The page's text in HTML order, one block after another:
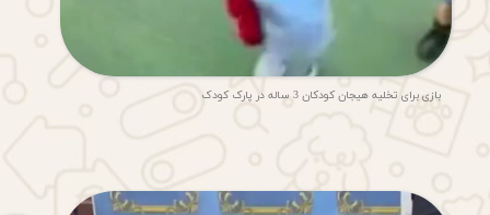
★
بازی برای تخلیه هیجان کودکان 3 ساله در پارک کودک